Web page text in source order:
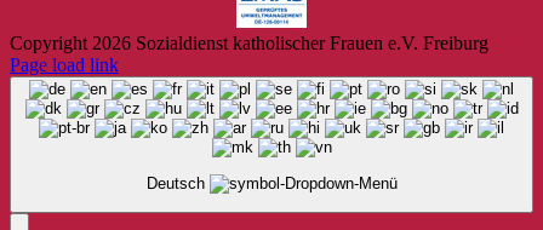
Copyright2026 Sozialdienst katholischer Frauen e.V. Freiburg
Page load link
Deutsch